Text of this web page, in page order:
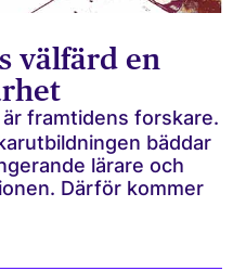
välfärd en
framtidens forskare.
bäddar
lärare och
Därför kommer